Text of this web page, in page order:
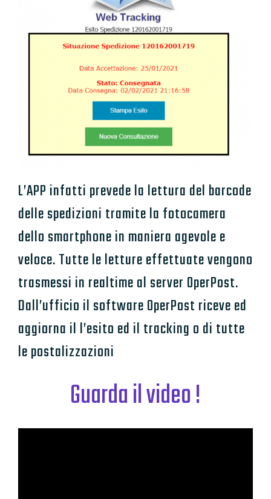
L’APP infatti prevede la lettura del barcode
delle spedizioni tramite la fotocamera
dello smartphone in maniera agevole e
veloce. Tutte le letture effettuate vengono
trasmessi in realtime al server OperPost.
Dall’ufficio il software OperPost riceve ed
aggiorna il l’esito ed il tracking o di tutte
le postalizzazioni
Guarda il video !